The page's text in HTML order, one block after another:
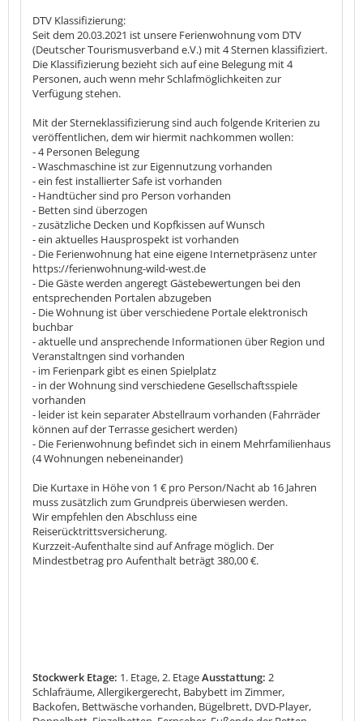
DTV Klassifizierung:
Seit dem 20.03.2021 ist unsere Ferienwohnung vom DTV
(Deutscher Tourismusverband e.V.) mit 4 Sternen klassifiziert.
Die Klassifizierung bezieht sich auf eine Belegung mit 4
Personen, auch wenn mehr Schlafmöglichkeiten zur
Verfügung stehen.
Mit der Sterneklassifizierung sind auch folgende Kriterien zu
veröffentlichen, dem wir hiermit nachkommen wollen:
- 4 Personen Belegung
- Waschmaschine ist zur Eigennutzung vorhanden
- ein fest installierter Safe ist vorhanden
- Handtücher sind pro Person vorhanden
- Betten sind überzogen
- zusätzliche Decken und Kopfkissen auf Wunsch
- ein aktuelles Hausprospekt ist vorhanden
- Die Ferienwohnung hat eine eigene Internetpräsenz unter
https://ferienwohnung-wild-west.de
- Die Gäste werden angeregt Gästebewertungen bei den
entsprechenden Portalen abzugeben
- Die Wohnung ist über verschiedene Portale elektronisch
buchbar
- aktuelle und ansprechende Informationen über Region und
Veranstaltngen sind vorhanden
- im Ferienpark gibt es einen Spielplatz
- in der Wohnung sind verschiedene Gesellschaftsspiele
vorhanden
- leider ist kein separater Abstellraum vorhanden (Fahrräder
können auf der Terrasse gesichert werden)
- Die Ferienwohnung befindet sich in einem Mehrfamilienhaus
(4 Wohnungen nebeneinander)
Die Kurtaxe in Höhe von 1 € pro Person/Nacht ab 16 Jahren
muss zusätzlich zum Grundpreis überwiesen werden.
Wir empfehlen den Abschluss eine
Reiserücktrittsversicherung.
Kurzzeit-Aufenthalte sind auf Anfrage möglich. Der
Mindestbetrag pro Aufenthalt beträgt 380,00 €.
Stockwerk Etage: 1. Etage, 2. EtageAusstattung: 2
Schlafräume, Allergikergerecht, Babybett im Zimmer,
Backofen, Bettwäsche vorhanden, Bügelbrett, DVD-Player,